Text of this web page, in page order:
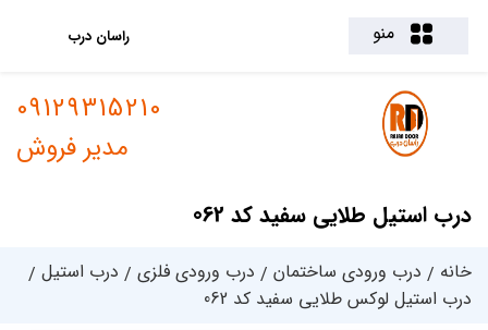
منو راسان درب
درب استیل طلایی سفید کد 062
09129315210
مدیر فروش
خانه درب ورودی ساختمان درب ورودی فلزی
درب استیل
درب استیل لوکس طلایی سفید کد 062